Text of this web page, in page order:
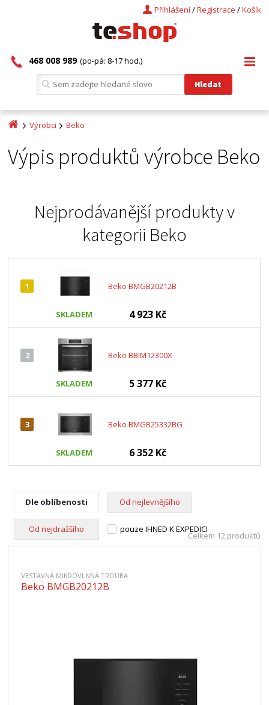
Košík
/
Registrace
/
Přihlášení
468 008 989 (po-pá: 8-17 hod.)
Výrobci Beko
Výpis produktů výrobce Beko
Nejprodávanější produkty v
kategorii Beko
1 Beko BMGB20212B
SKLADEM 4 923 Kč
2 Beko BBIM12300X
SKLADEM 5 377 Kč
3 Beko BMGB25332BG
SKLADEM 6 352 Kč
Dle oblíbenosti Od nejlevnějšího
Od nejdražšího pouze IHNED K EXPEDICI
Celkem 12 produktů
VESTAVNÁ MIKROVLNNÁ TROUBA
Beko BMGB20212B